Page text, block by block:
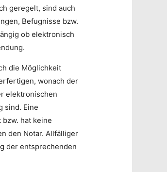
geregelt, sind auch
Befugnisse bzw.
ob elektronisch
die Möglichkeit
wonach der
elektronischen
sind. Eine
hat keine
den Notar. Allfälliger
der entsprechenden